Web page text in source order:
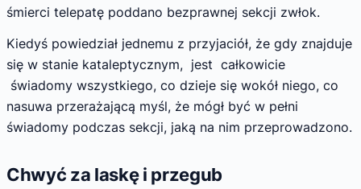
śmierci telepatę poddano bezprawnej sekcji zwłok.
Kiedyś powiedział jednemu z przyjaciół, że gdy znajduje
się w stanie kataleptycznym, jest całkowicie
świadomy wszystkiego, co dzieje się wokół niego, co
nasuwa przerażającą myśl, że mógł być w pełni
świadomy podczas sekcji, jaką na nim przeprowadzono.
Chwyć za laskę i przegub